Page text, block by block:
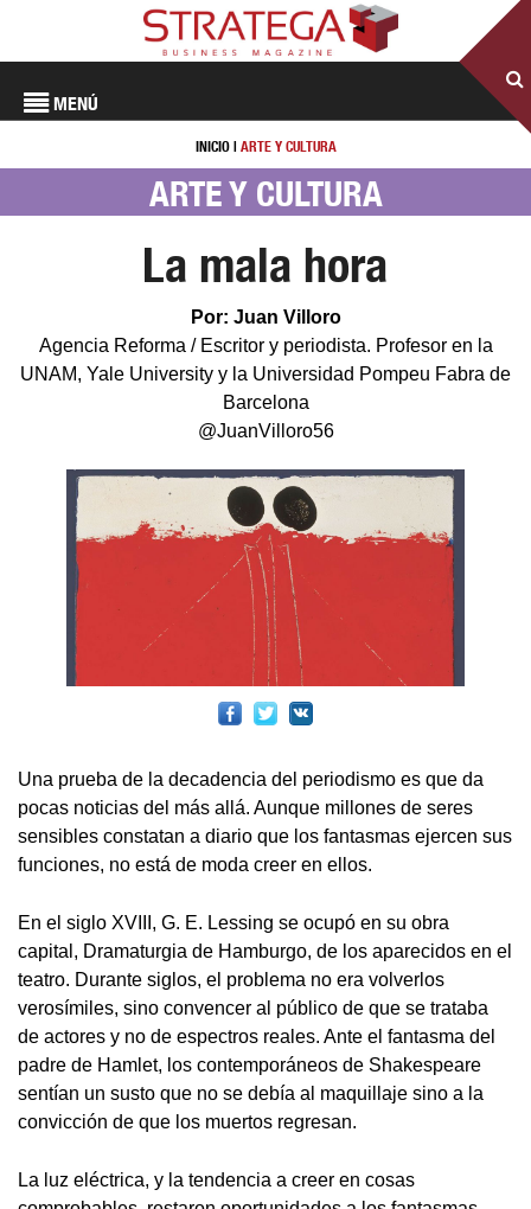
MENÚ
INICIO| ARTE Y CULTURA
ARTE Y CULTURA
La mala hora
Por: Juan Villoro
Agencia Reforma / Escritor y periodista. Profesor en la
UNAM, Yale University y la Universidad Pompeu Fabra de
Barcelona
@JuanVilloro56
Una prueba de la decadencia del periodismo es que da
pocas noticias del más allá. Aunque millones de seres
sensibles constatan a diario que los fantasmas ejercen sus
funciones, no está de moda creer en ellos.
En el siglo XVIII, G. E. Lessing se ocupó en su obra
capital, Dramaturgia de Hamburgo, de los aparecidos en el
teatro. Durante siglos, el problema no era volverlos
verosímiles, sino convencer al público de que se trataba
de actores y no de espectros reales. Ante el fantasma del
padre de Hamlet, los contemporáneos de Shakespeare
sentían un susto que no se debía al maquillaje sino a la
convicción de que los muertos regresan.
La luz eléctrica, y la tendencia a creer en cosas